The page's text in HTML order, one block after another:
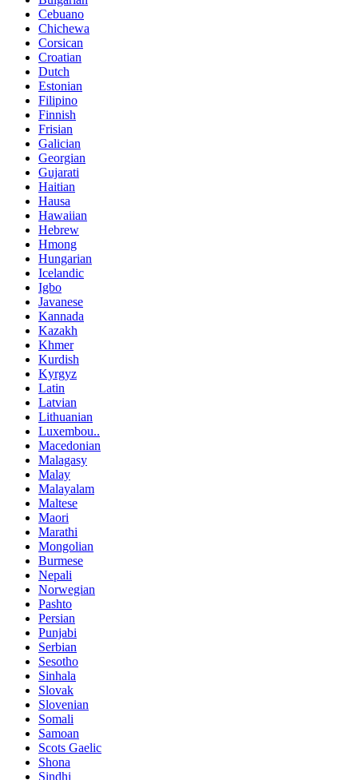
Cebuano
Chichewa
Corsican
Croatian
Dutch
Estonian
Filipino
Finnish
Frisian
Galician
Georgian
Gujarati
Haitian
Hausa
Hawaiian
Hebrew
Hmong
Hungarian
Icelandic
Igbo
Javanese
Kannada
Kazakh
Khmer
Kurdish
Kyrgyz
Latin
Latvian
Lithuanian
Luxembou..
Macedonian
Malagasy
Malay
Malayalam
Maltese
Maori
Marathi
Mongolian
Burmese
Nepali
Norwegian
Pashto
Persian
Punjabi
Serbian
Sesotho
Sinhala
Slovak
Slovenian
Somali
Samoan
Scots Gaelic
Shona
Sindhi